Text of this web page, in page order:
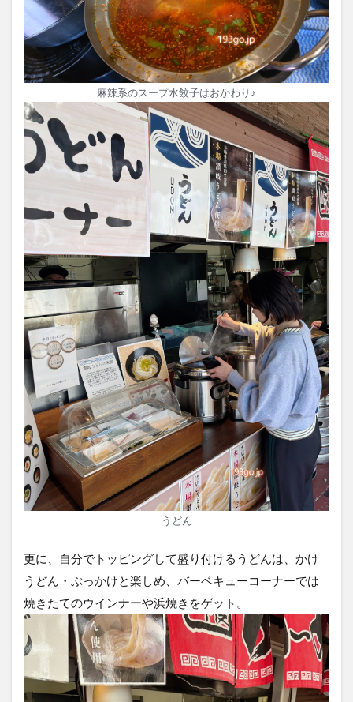
麻辣系のスープ水餃子はおかわり♪
うどん
更に、自分でトッピングして盛り付けるうどんは、かけ
うどん・ぶっかけと楽しめ、バーベキューコーナーでは
焼きたてのウインナーや浜焼きをゲット。